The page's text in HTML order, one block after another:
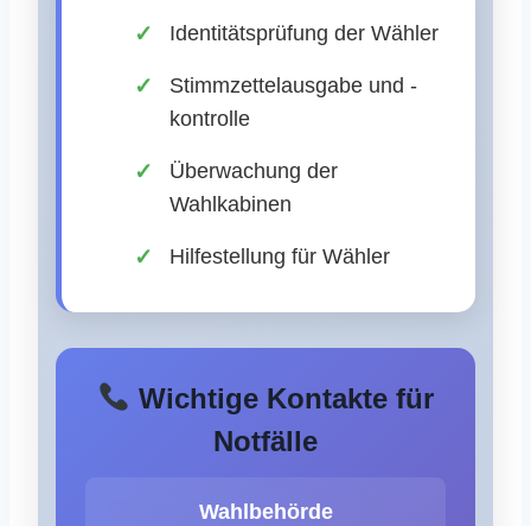
Identitätsprüfung der Wähler
Stimmzettelausgabe und -
kontrolle
Überwachung der
Wahlkabinen
Hilfestellung für Wähler
Wichtige Kontakte für
Notfälle
Wahlbehörde